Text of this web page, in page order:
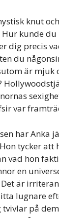
knut
kunde
dig precis
du
är mjuk
var
har Anka
tycker att
vad hon
en
är
lugnare
tvivlar på